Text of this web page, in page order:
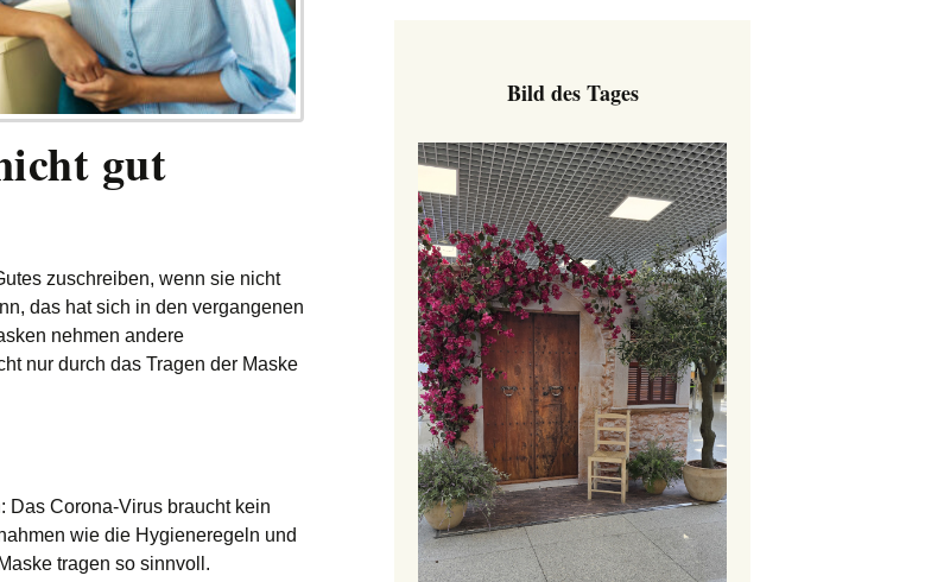
gut
zuschreiben, wenn sie nicht
das hat sich in den vergangenen
nehmen andere
nur durch das Tragen der Maske
Das Corona-Virus braucht kein
wie die Hygieneregeln und
tragen so sinnvoll.
Bild des Tages